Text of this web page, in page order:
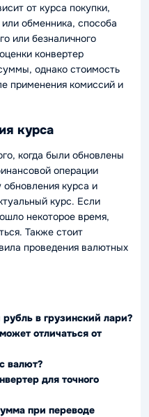
от курса покупки,
обменника, способа
или безналичного
конвертер
однако стоимость
применения комиссий и
курса
когда были обновлены
операции
обновления курса и
курс. Если
некоторое время,
Также стоит
проведения валютных
в грузинский лари?
отличаться от
валют?
для точного
при переводе